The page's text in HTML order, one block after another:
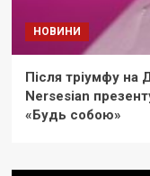
НОВИНИ
Після тріумфу на
Nersesian
«Будь собою»